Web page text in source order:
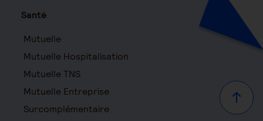
Haut
Santé
Mutuelle
Mutuelle Hospitalisation
Mutuelle TNS
Mutuelle Entreprise
Surcomplémentaire